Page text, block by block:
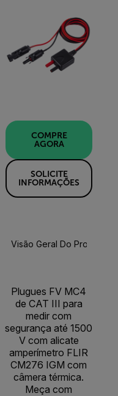
COMPRE
AGORA
SOLICITE
INFORMAÇÕES
Visão Geral Do Produto
Plugues FV MC4
de CAT III para
medir com
segurança até 1500
V com alicate
amperímetro FLIR
CM276 IGM com
câmera térmica.
Meça com